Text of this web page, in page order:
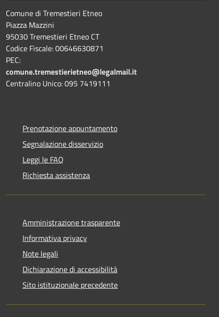
Comune di Tremestieri Etneo
Piazza Mazzini
95030 Tremestieri Etneo CT
Codice Fiscale: 00646630871
PEC:
comune.tremestierietneo@legalmail.it
Centralino Unico: 095 7419111
Prenotazione appuntamento
Segnalazione disservizio
Leggi le FAQ
Richiesta assistenza
Amministrazione trasparente
Informativa privacy
Note legali
Dichiarazione di accessibilità
Sito istituzionale precedente